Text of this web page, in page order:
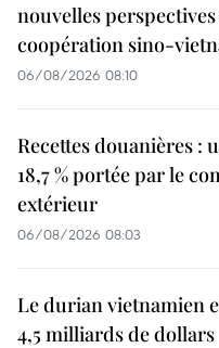
nouvelles
coopération sino-
06/08/2026 08:10
Recettes douanières :
18,7 % portée par le
extérieur
06/08/2026 08:03
Le durian vietnamien
4,5 milliards de dollars